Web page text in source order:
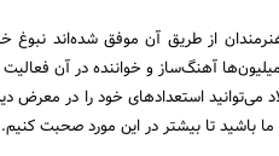
از طریق آن موفق شده‌اند نبوغ
آهنگ‌ساز و خواننده در آن
استعداد‌های خود را در معرض
ما باشید تا بیشتر در این مورد صحبت کنیم.